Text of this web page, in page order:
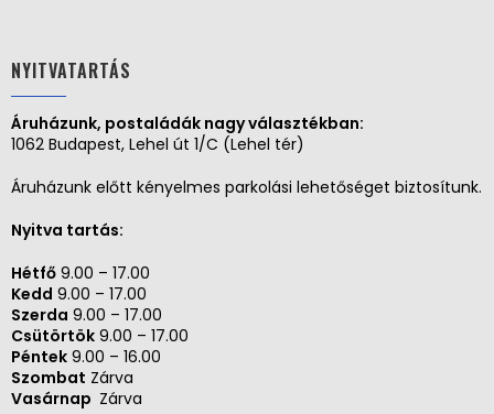
NYITVATARTÁS
Áruházunk, postaládák nagy választékban:
1062 Budapest, Lehel út 1/C (Lehel tér)
Áruházunk előtt kényelmes parkolási lehetőséget biztosítunk.
Nyitva tartás:
Hétfő 9.00 – 17.00
Kedd 9.00 – 17.00
Szerda 9.00 – 17.00
Csütörtök 9.00 – 17.00
Péntek 9.00 – 16.00
Szombat Zárva
Vasárnap Zárva